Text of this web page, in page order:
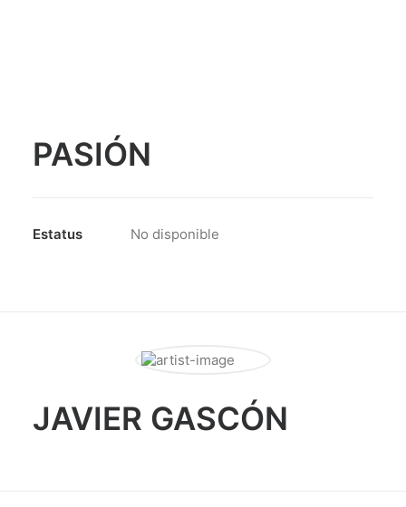
PASIÓN
Estatus No disponible
JAVIER GASCÓN